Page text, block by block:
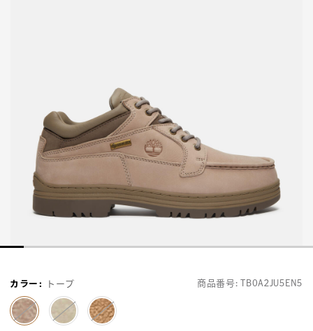
商品番号:TB0A2JU5EN5
カラー: トープ